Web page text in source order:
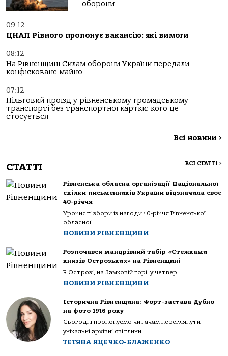
оборони
09:12
ЦНАП Рівного пропонує вакансію: які вимоги
08:12
На Рівненщині Силам оборони України передали
конфісковане майно
07:12
Пільговий проїзд у рівненському громадському
транспорті без транспортної картки: кого це
стосується
Всі новини >
СТАТТІ ВСІ СТАТТІ >
Рівненська обласна організації Національної
спілки письменників України відзначила своє
40-річчя
Урочисті збори із нагоди 40-річчя Рівненської
обласної...
НОВИНИ РІВНЕНЩИНИ
Розпочався мандрівний табір «Стежками
князів Острозьких» на Рівненщині
В Острозі, на Замковій горі, у четвер...
НОВИНИ РІВНЕНЩИНИ
Історична Рівненщина: Форт-застава Дубно
на фото 1916 року
Сьогодні пропонуємо читачам переглянути
унікальні архівні світлини...
ТЕТЯНА ЯЦЕЧКО-БЛАЖЕНКО